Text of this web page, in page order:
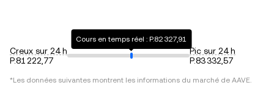
Creux sur 24 h
P.81 222,77
Cours en temps réel : P.82 327,91
Pic sur 24 h
P.83 332,57
*Les données suivantes montrent les informations du marché de AAVE.